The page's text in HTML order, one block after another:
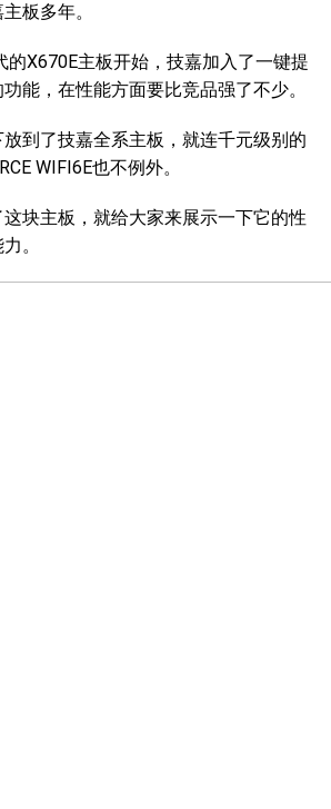
板多年。
的X670E主板开始，技嘉加入了一键提
能，在性能方面要比竞品强了不少。
到了技嘉全系主板，就连千元级别的
WIFI6E也不例外。
块主板，就给大家来展示一下它的性
。